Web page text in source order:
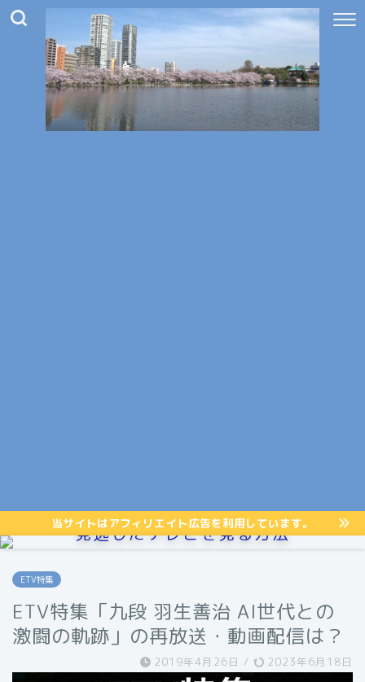
当サイトはアフィリエイト広告を利用しています。
見逃したテレビを見る方法
ETV特集
ETV特集「九段 羽生善治 AI世代との
激闘の軌跡」の再放送・動画配信は？
2019年4月26日 / 2023年6月18日